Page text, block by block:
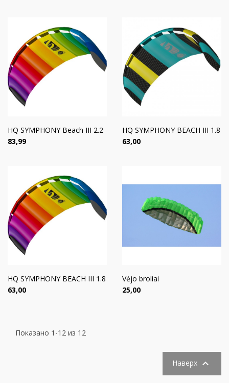
HQ SYMPHONY Beach III 2.2
Цена
83,99
HQ SYMPHONY BEACH III 1.8
Цена
63,00
HQ SYMPHONY BEACH III 1.8
Цена
63,00
Vėjo broliai
Цена
25,00
Показано 1-12 из 12
Наверх 